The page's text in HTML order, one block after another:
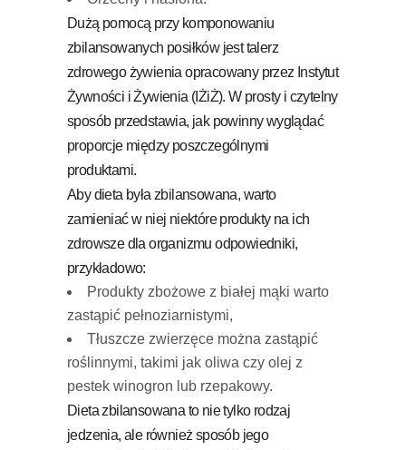
Dużą pomocą przy komponowaniu
zbilansowanych posiłków jest talerz
zdrowego żywienia opracowany przez Instytut
Żywności i Żywienia (IŻiŻ). W prosty i czytelny
sposób przedstawia, jak powinny wyglądać
proporcje między poszczególnymi
produktami.
Aby dieta była zbilansowana, warto
zamieniać w niej niektóre produkty na ich
zdrowsze dla organizmu odpowiedniki,
przykładowo:
Produkty zbożowe z białej mąki warto
zastąpić pełnoziarnistymi,
Tłuszcze zwierzęce można zastąpić
roślinnymi, takimi jak oliwa czy olej z
pestek winogron lub rzepakowy.
Dieta zbilansowana to nie tylko rodzaj
jedzenia, ale również sposób jego